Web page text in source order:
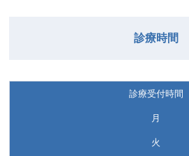
診療時間
診療受付時間
月
火